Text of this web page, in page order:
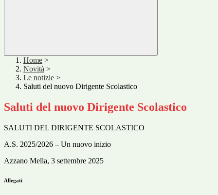
Home >
Novità >
Le notizie >
Saluti del nuovo Dirigente Scolastico
Saluti del nuovo Dirigente Scolastico
SALUTI DEL DIRIGENTE SCOLASTICO
A.S. 2025/2026 – Un nuovo inizio
Azzano Mella, 3 settembre 2025
Allegati